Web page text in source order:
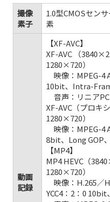
撮像
素子
1.0型CMOSセン
素
動画
記録
【XF-AVC】
XF-AVC （
1280×720）
映像：MPEG-4
10bit、Intra-
音声：リニア
XF-AVC（プロキ
1280×720）
映像：MPEG-4
8bit、Long GOP
【MP4】
MP4 HEVC（
1280×720）
映像：H.265／
YCC4：2：0